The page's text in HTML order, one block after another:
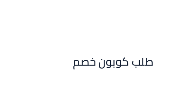
طلب كوبون خصم